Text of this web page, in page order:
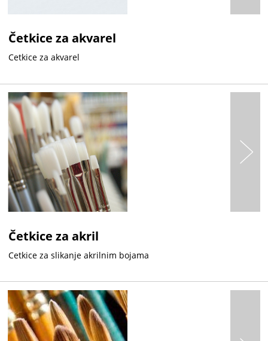
Četkice za akvarel
Cetkice za akvarel
Četkice za akril
Cetkice za slikanje akrilnim bojama